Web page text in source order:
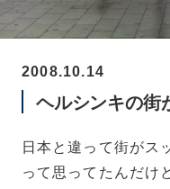
2008.10.14
ヘルシンキの街
日本と違って街がス
って思ってたんだけ